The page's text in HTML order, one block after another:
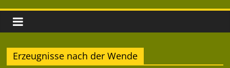
Erzeugnisse nach der Wende